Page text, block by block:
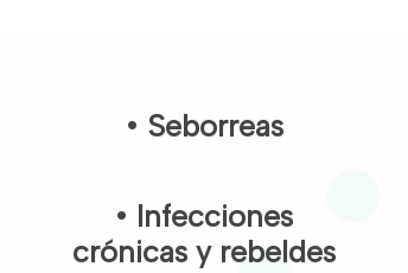
• Seborreas
• Infecciones
crónicas y rebeldes